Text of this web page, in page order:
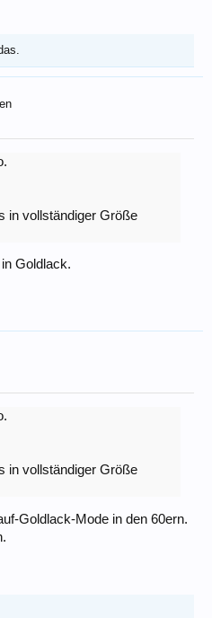
in vollständiger Größe
Goldlack.
in vollständiger Größe
Goldlack-Mode in den 60ern.